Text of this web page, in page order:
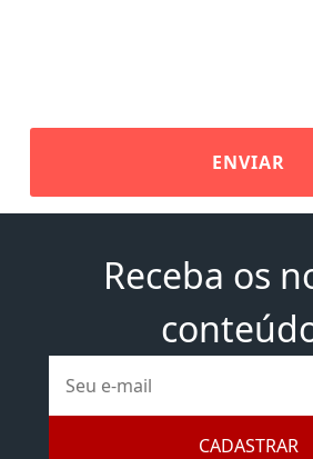
ENVIAR
Receba os
mail
CADASTRAR